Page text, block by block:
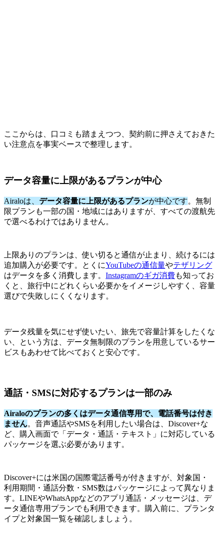
ここからは、口コミも踏まえつつ、契約前に押さえておきた
い注意点を事実ベースで整理します。
データ容量に上限があるプランが中心
Airaloは、 データ容量に上限があるプランが中心です。無制
限プランも一部の国・地域にはありますが、すべての渡航先
で選べるわけではありません。
上限ありのプランは、使い切ると通信が止まり、続けるには
追加購入が必要です。とくにYouTubeの通信量やテザリング
はデータを多く消費します。 Instagramのギガ消費も知ってお
くと、旅行中にどれくらい必要かをイメージしやすく、容量
選びで失敗しにくくなります。
データ残量を気にせず使いたい、旅先で容量計算をしたくな
い、という方は、データ無制限のプランを用意しているサー
ビスもあわせて比べておくと安心です。
通話・SMSに対応するプランは一部のみ
Airaloのプランの多くはデータ通信専用で、電話番号は付き
ません。音声通話やSMSを利用したい場合は、Discover+な
ど、購入画面で「データ・通話・テキスト」に対応している
パッケージを選ぶ必要があります。
Discover+には米国の国際電話番号が付きますが、対象国・
利用期間・通話分数・SMS数はパッケージによって異なりま
す。LINEやWhatsAppなどのアプリ通話・メッセージは、デ
ータ通信専用プランでも利用できます。購入前に、プランタ
イプと対象国一覧を確認しましょう。